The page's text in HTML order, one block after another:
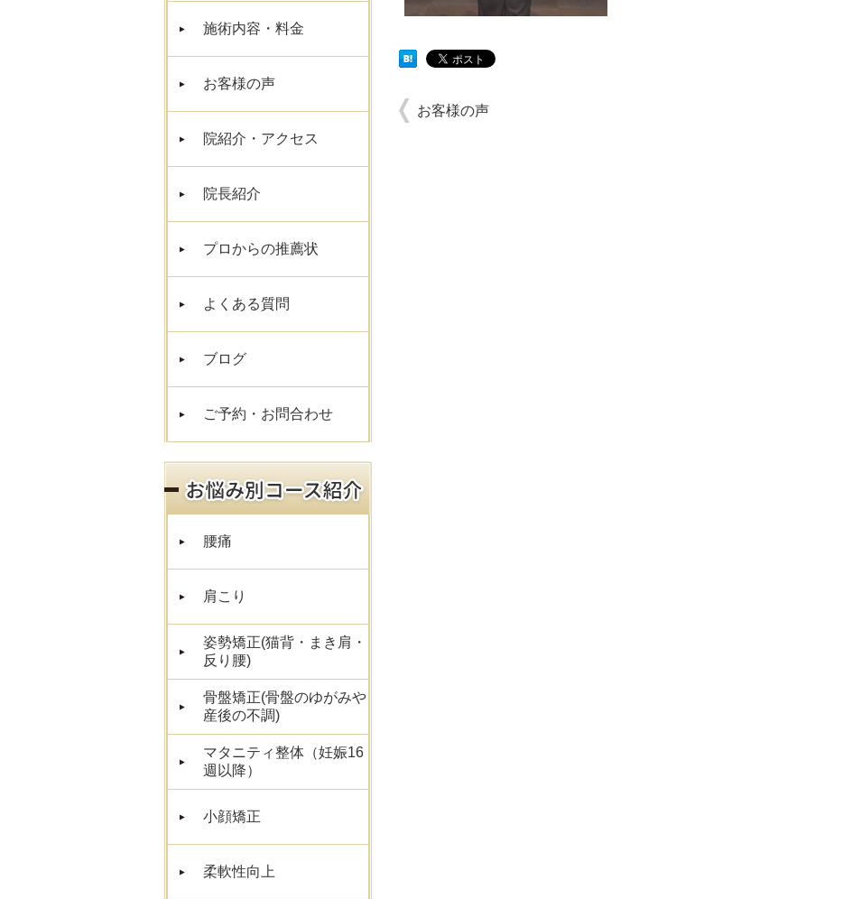
施術内容・料金
お客様の声
院紹介・アクセス
院長紹介
プロからの推薦状
よくある質問
ブログ
ご予約・お問合わせ
腰痛
肩こり
姿勢矯正(猫背・まき肩・
反り腰)
骨盤矯正(骨盤のゆがみや
産後の不調)
マタニティ整体（妊娠16
週以降）
小顔矯正
柔軟性向上
お客様の声